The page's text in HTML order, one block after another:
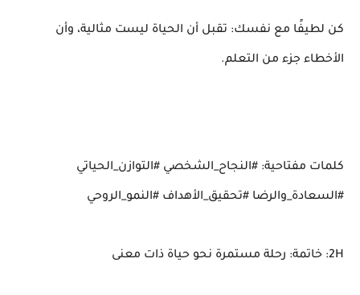
كن لطيفًا مع نفسك: تقبل أن الحياة ليست مثالية، وأن
الأخطاء جزء من التعلم.
كلمات مفتاحية: #النجاح_الشخصي #التوازن_الحياتي
#السعادة_والرضا #تحقيق_الأهداف #النمو_الروحي
2H: خاتمة: رحلة مستمرة نحو حياة ذات معنى